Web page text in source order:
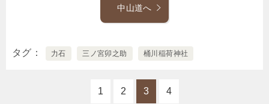
中山道へ
タグ 力石 三ノ宮卯之助 桶川稲荷神社
1 2 3 4